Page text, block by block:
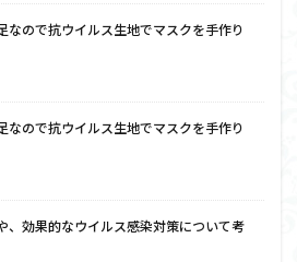
なので抗ウイルス生地でマスクを手作り
なので抗ウイルス生地でマスクを手作り
、効果的なウイルス感染対策について考